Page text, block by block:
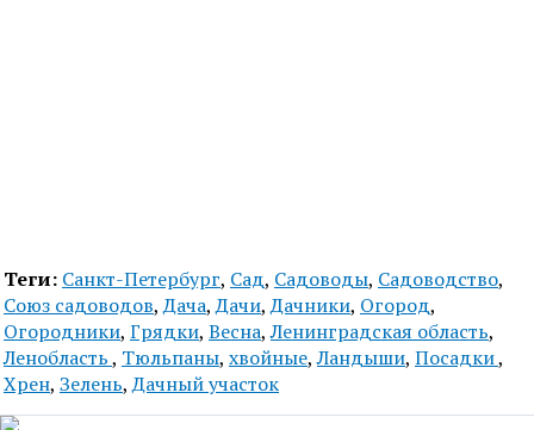
Теги: Санкт-Петербург, Сад, Садоводы, Садоводство,
Союз садоводов,Дача,Дачи,Дачники, Огород,
Огородники, Грядки, Весна,Ленинградская область,
Ленобласть, Тюльпаны, хвойные,Ландыши, Посадки,
Хрен, Зелень,Дачный участок